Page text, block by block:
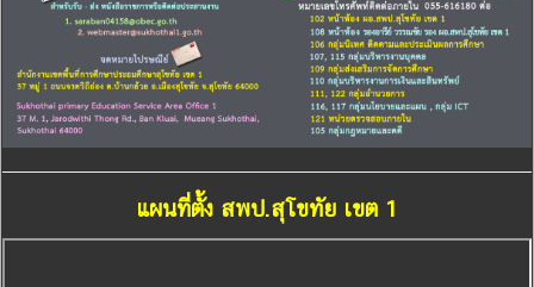
แผนที่ตั้ง สพป.สุโขทัย เขต 1